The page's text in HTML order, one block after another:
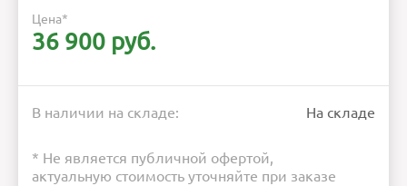
Цена*
36 900 руб.
В наличии на складе: На складе
* Не является публичной офертой,
актуальную стоимость уточняйте при заказе